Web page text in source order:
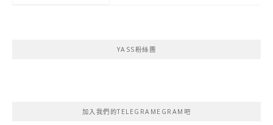
YASS粉絲團
加入我們的TELEGRAMEGRAM吧